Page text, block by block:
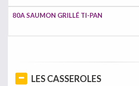
80A SAUMON GRILLÉ TI-PAN
LES CASSEROLES